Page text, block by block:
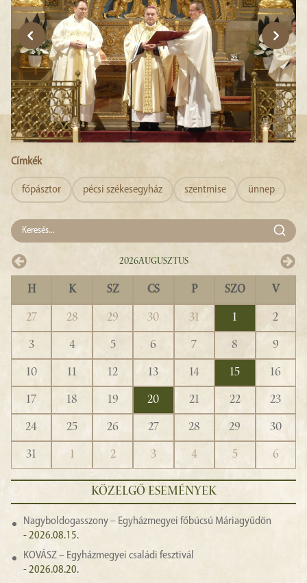
Címkék
főpásztor pécsi székesegyház szentmise ünnep
2026Augusztus
H K SZ CS P SZO V
27 28 29 30 31 1
2
3
4 5 6 7 8
9
10
11 12 13 14 15
16
17
18 19 20 21 22
23
24
25 26 27 28 29
30
31
1 2 3 4 5 6
KÖZELGŐ ESEMÉNYEK
Nagyboldogasszony – Egyházmegyei főbúcsú Máriagyűdön
- 2026.08.15.
KOVÁSZ – Egyházmegyei családi fesztivál
- 2026.08.20.